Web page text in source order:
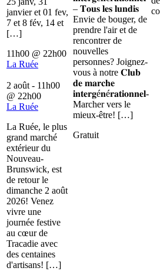
janvier et 01 fev,
7 et 8 fév, 14 et
[…]
11h00 @ 22h00
La Ruée
2 août - 11h00
@ 22h00
La Ruée
La Ruée, le plus
grand marché
extérieur du
Nouveau-
Brunswick, est
de retour le
dimanche 2 août
2026! Venez
vivre une
journée festive
au cœur de
Tracadie avec
des centaines
d'artisans! […]
– 𝐓𝐨𝐮𝐬 𝐥𝐞𝐬 𝐥𝐮𝐧𝐝𝐢𝐬
Envie de bouger, de
prendre l'air et de
rencontrer de
nouvelles
personnes? Joignez-
vous à notre 𝐂𝐥𝐮𝐛
𝐝𝐞 𝐦𝐚𝐫𝐜𝐡𝐞
𝐢𝐧𝐭𝐞𝐫𝐠é𝐧é𝐫𝐚𝐭𝐢𝐨𝐧𝐧𝐞𝐥-
Marcher vers le
mieux-être! […]
Gratuit